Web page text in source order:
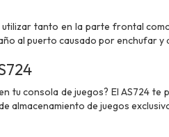
utilizar tanto en la parte frontal
al puerto causado por enchufar
tu consola de juegos? El AS724
almacenamiento de juegos